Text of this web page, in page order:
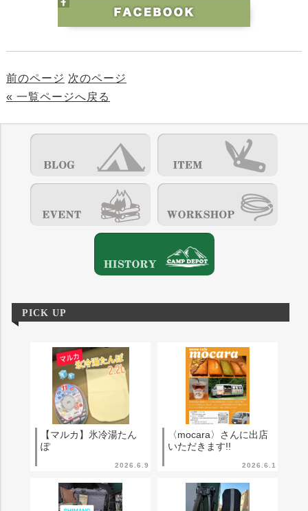
前のページ 次のページ
« 一覧ページへ戻る
PICK UP
2026.6.9
【マルカ】氷冷湯たん
ぽ
2026.6.1
〈mocara〉さんに出店
いただきます!!